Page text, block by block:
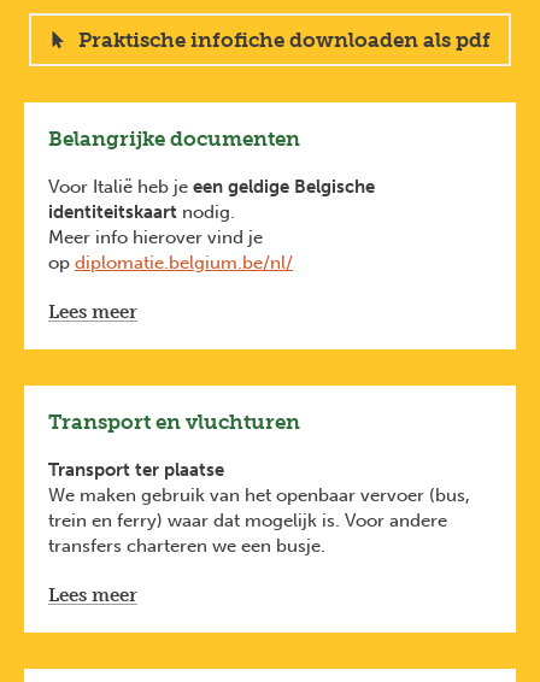
Praktische infofiche downloaden als pdf
Belangrijke documenten
Voor Italië heb je een geldige Belgische
identiteitskaart nodig.
Meer info hierover vind je
op diplomatie.belgium.be/nl/
Belgische reizigers. Heb je een andere nationaliteit,
Lees meer
Transport en vluchturen
Transport ter plaatse
We maken gebruik van het openbaar vervoer (bus,
trein en ferry) waar dat mogelijk is. Voor andere
transfers charteren we een busje.
Je vluchturen vind je hieronder van zodra ze
vluchturen in de loop van het jaar wijzigen.
Lees meer
Previous Next